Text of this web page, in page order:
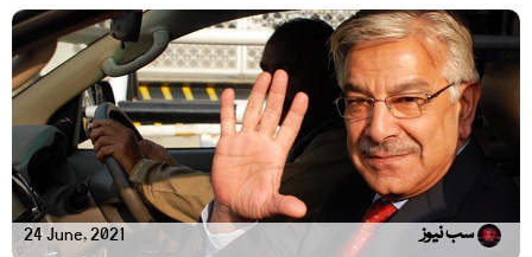
24 June, 2021 سب نیوز